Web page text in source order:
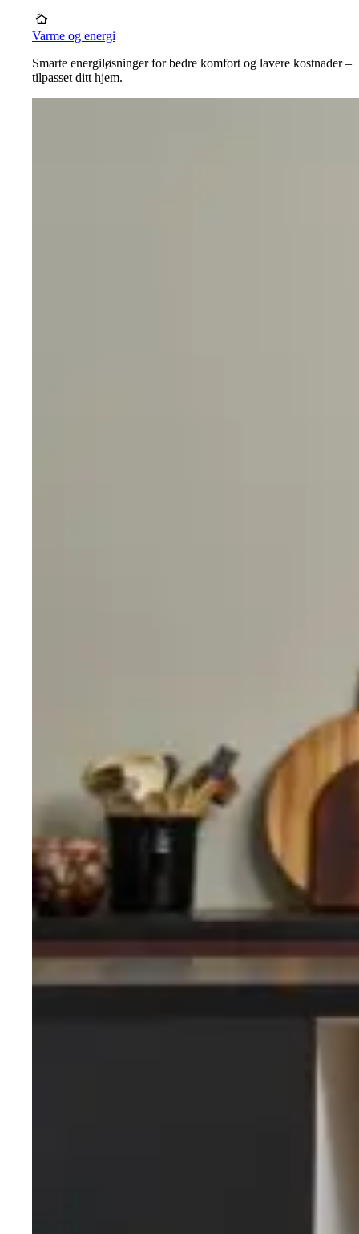
Varme og energi
Smarte energiløsninger for bedre komfort og lavere kostnader –
tilpasset ditt hjem.